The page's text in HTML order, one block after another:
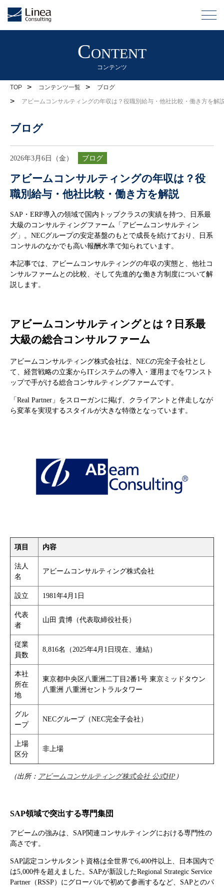
Content
コンテンツ
TOP > コンテンツ一覧 > ブログ
> アビームコンサルティングの年収は？役職別給与・他社比較・働き方を解
ブログ
2026年3月6日（金） ブログ
アビームコンサルティングの年収は？役
職別給与・他社比較・働き方を解説
SAP・ERP導入の領域で国内トップクラスの実績を持つ、日系最
大級のコンサルティングファーム「アビームコンサルティン
グ」。NECグループの安定基盤のもとで成長を続けており、日系
コンサルのなかでも高い報酬水準で知られています。
本記事では、アビームコンサルティングの年収の実態と、他社コ
ンサルファームとの比較、そして先進的な働き方制度について解
説します。
アビームコンサルティングとは？日系最
大級の総合コンサルファーム
アビームコンサルティング株式会社は、NECの完全子会社とし
て、経営戦略の立案からITシステムの導入・運用までをワンスト
ップで手がける総合コンサルティングファームです。
「Real Partner」をスローガンに掲げ、クライアントと伴走しなが
ら変革を実現するスタイルが大きな特徴となっています。
項目 内容
法人
名
アビームコンサルティング株式会社
設立 1981年4月1日
代表
者
山田 貴博（代表取締役社長）
従業
員数
8,816名（2025年4月1日現在、連結）
本社
所在
地
東京都中央区八重洲二丁目2番1号 東京ミッドタウン
八重洲 八重洲セントラルタワー
グル
ープ
NECグループ（NEC完全子会社）
上場
区分
非上場
（出所： アビームコンサルティング株式会社 公式HP ）
SAP領域で突出する専門集団
アビームの強みは、SAP関連コンサルティングにおける専門性の
高さです。
SAP認定コンサルタント資格は全世界で6,400件以上、日本国内で
は5,000件を超えました。SAPが新設したRegional Strategic Service
Partner（RSSP）にグローバルで初めて参画するなど、SAPとのパ